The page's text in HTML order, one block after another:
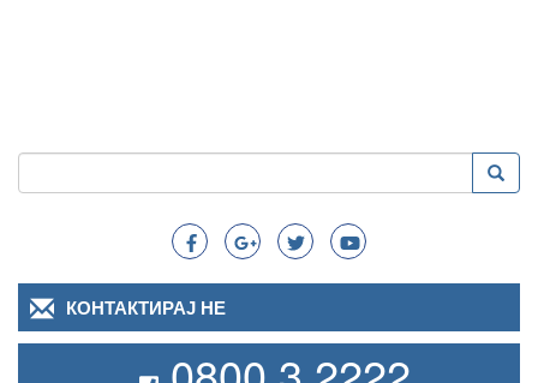
Search
Пребарување
КОНТАКТИРАЈ НЕ